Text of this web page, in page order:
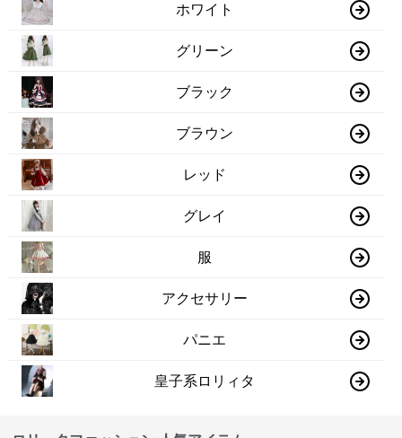
ホワイト
グリーン
ブラック
ブラウン
レッド
グレイ
服
アクセサリー
パニエ
皇子系ロリィタ